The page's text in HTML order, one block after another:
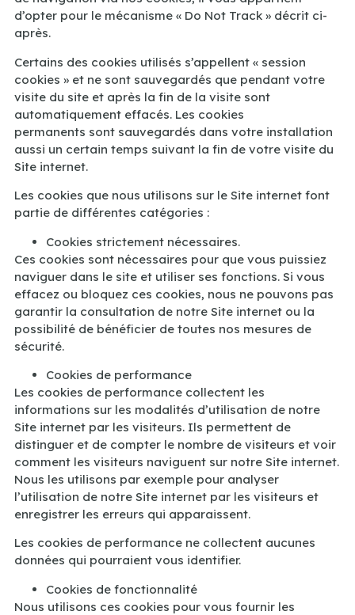
d’opter pour le mécanisme « Do Not Track » décrit ci-
après.
Certains des cookies utilisés s’appellent « session
cookies » et ne sont sauvegardés que pendant votre
visite du site et après la fin de la visite sont
automatiquement effacés. Les cookies
permanents sont sauvegardés dans votre installation
aussi un certain temps suivant la fin de votre visite du
Site internet.
Les cookies que nous utilisons sur le Site internet font
partie de différentes catégories :
Cookies strictement nécessaires.
Ces cookies sont nécessaires pour que vous puissiez
naviguer dans le site et utiliser ses fonctions. Si vous
effacez ou bloquez ces cookies, nous ne pouvons pas
garantir la consultation de notre Site internet ou la
possibilité de bénéficier de toutes nos mesures de
sécurité.
Cookies de performance
Les cookies de performance collectent les
informations sur les modalités d’utilisation de notre
Site internet par les visiteurs. Ils permettent de
distinguer et de compter le nombre de visiteurs et voir
comment les visiteurs naviguent sur notre Site internet.
Nous les utilisons par exemple pour analyser
l’utilisation de notre Site internet par les visiteurs et
enregistrer les erreurs qui apparaissent.
Les cookies de performance ne collectent aucunes
données qui pourraient vous identifier.
Cookies de fonctionnalité
Nous utilisons ces cookies pour vous fournir les